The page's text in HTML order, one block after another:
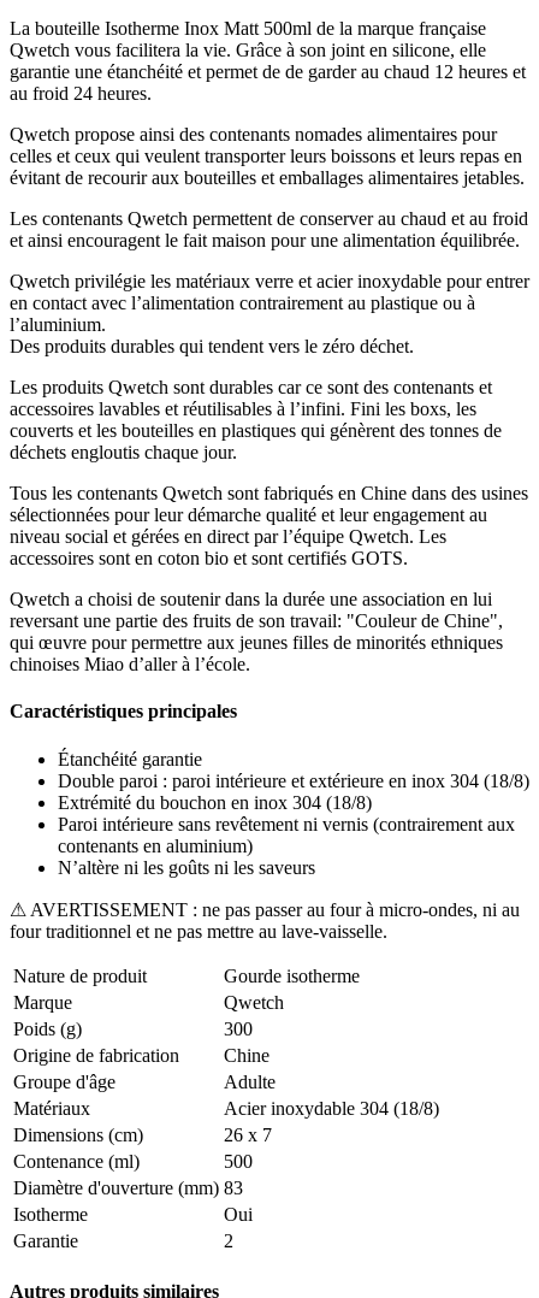
La bouteille Isotherme Inox Matt 500ml de la marque française
Qwetch vous facilitera la vie. Grâce à son joint en silicone, elle
garantie une étanchéité et permet de de garder au chaud 12 heures et
au froid 24 heures.
Qwetch propose ainsi des contenants nomades alimentaires pour
celles et ceux qui veulent transporter leurs boissons et leurs repas en
évitant de recourir aux bouteilles et emballages alimentaires jetables.
Les contenants Qwetch permettent de conserver au chaud et au froid
et ainsi encouragent le fait maison pour une alimentation équilibrée.
Qwetch privilégie les matériaux verre et acier inoxydable pour entrer
en contact avec l’alimentation contrairement au plastique ou à
l’aluminium.
Des produits durables qui tendent vers le zéro déchet.
Les produits Qwetch sont durables car ce sont des contenants et
accessoires lavables et réutilisables à l’infini. Fini les boxs, les
couverts et les bouteilles en plastiques qui génèrent des tonnes de
déchets engloutis chaque jour.
Tous les contenants Qwetch sont fabriqués en Chine dans des usines
sélectionnées pour leur démarche qualité et leur engagement au
niveau social et gérées en direct par l’équipe Qwetch. Les
accessoires sont en coton bio et sont certifiés GOTS.
Qwetch a choisi de soutenir dans la durée une association en lui
reversant une partie des fruits de son travail: "Couleur de Chine",
qui œuvre pour permettre aux jeunes filles de minorités ethniques
chinoises Miao d’aller à l’école.
Caractéristiques principales
Étanchéité garantie
Double paroi : paroi intérieure et extérieure en inox 304 (18/8)
Extrémité du bouchon en inox 304 (18/8)
Paroi intérieure sans revêtement ni vernis (contrairement aux
contenants en aluminium)
N’altère ni les goûts ni les saveurs
⚠ AVERTISSEMENT : ne pas passer au four à micro-ondes, ni au
four traditionnel et ne pas mettre au lave-vaisselle.
Nature de produit
Gourde isotherme
Marque
Qwetch
Poids (g)
300
Origine de fabrication
Chine
Groupe d'âge
Adulte
Matériaux
Acier inoxydable 304 (18/8)
Dimensions (cm)
26 x 7
Contenance (ml)
500
Diamètre d'ouverture (mm) 83
Isotherme
Oui
Garantie
2
Autres produits similaires